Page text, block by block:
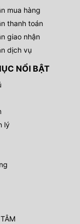
mua hàng
thanh toán
giao nhận
dịch vụ
NỔI BẬT
lý